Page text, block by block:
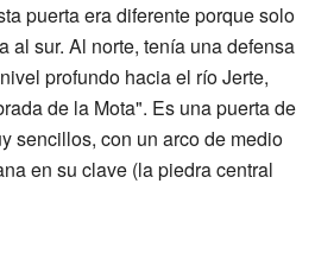
puerta era diferente porque solo
al sur. Al norte, tenía una defensa
profundo hacia el río Jerte,
de la Mota". Es una puerta de
sencillos, con un arco de medio
en su clave (la piedra central